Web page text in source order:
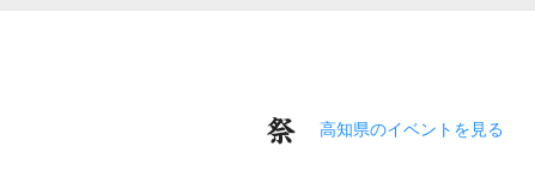
高知県のイベントを見る